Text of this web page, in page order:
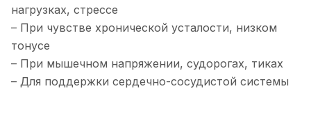
нагрузках, стрессе
– При чувстве хронической усталости, низком
тонусе
– При мышечном напряжении, судорогах, тиках
– Для поддержки сердечно-сосудистой системы